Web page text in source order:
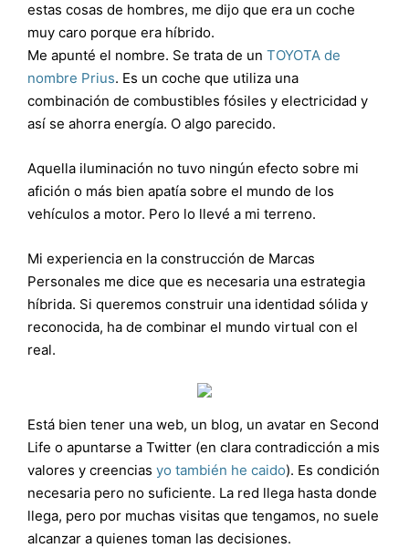
estas cosas de hombres, me dijo que era un coche
muy caro porque era híbrido.
Me apunté el nombre. Se trata de un TOYOTA de
nombre Prius. Es un coche que utiliza una
combinación de combustibles fósiles y electricidad y
así se ahorra energía. O algo parecido.
Aquella iluminación no tuvo ningún efecto sobre mi
afición o más bien apatía sobre el mundo de los
vehículos a motor. Pero lo llevé a mi terreno.
Mi experiencia en la construcción de Marcas
Personales me dice que es necesaria una estrategia
híbrida. Si queremos construir una identidad sólida y
reconocida, ha de combinar el mundo virtual con el
real.
Está bien tener una web, un blog, un avatar en Second
Life o apuntarse a Twitter (en clara contradicción a mis
valores y creencias yo también he caido). Es condición
necesaria pero no suficiente. La red llega hasta donde
llega, pero por muchas visitas que tengamos, no suele
alcanzar a quienes toman las decisiones.